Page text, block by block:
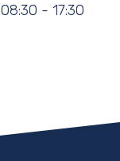
08:30 - 17:30